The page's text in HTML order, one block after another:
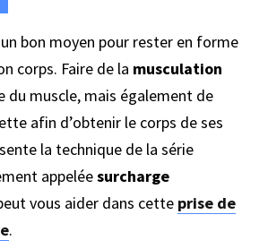
bon moyen pour rester en forme
corps. Faire de la musculation
du muscle, mais également de
afin d’obtenir le corps de ses
la technique de la série
appeléesurcharge
vous aider dans cette prise de
.